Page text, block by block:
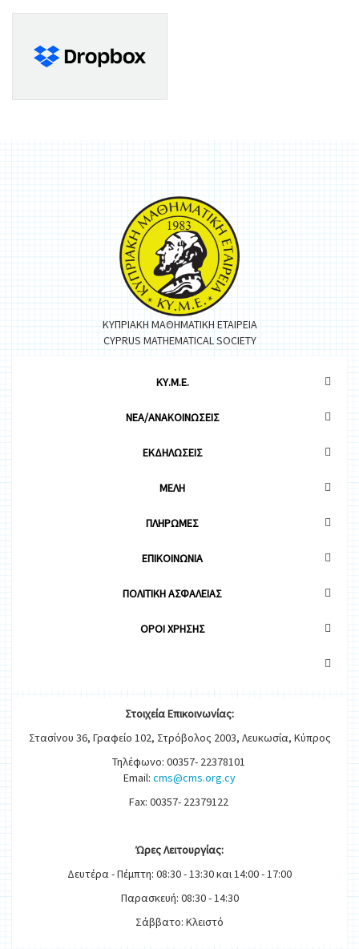
ΚΥΠΡΙΑΚΗ ΜΑΘΗΜΑΤΙΚΗ ΕΤΑΙΡΕΙΑ
CYPRUS MATHEMATICAL SOCIETY
ΚΥ.Μ.Ε.
ΝΕΑ/ΑΝΑΚΟΙΝΩΣΕΙΣ
ΕΚΔΗΛΩΣΕΙΣ
ΜΕΛΗ
ΠΛΗΡΩΜΕΣ
ΕΠΙΚΟΙΝΩΝΙΑ
ΠΟΛΙΤΙΚΗ ΑΣΦΑΛΕΙΑΣ
OΡΟΙ ΧΡΗΣΗΣ
ΣτοιχείαΕπικοινωνίας:
Στασίνου 36, Γραφείο 102, Στρόβολος 2003, Λευκωσία, Κύπρος
Τηλέφωνο: 00357- 22378101
Email: cms@cms.org.cy
Fax: 00357- 22379122
ΏρεςΛειτουργίας:
Δευτέρα - Πέμπτη: 08:30 - 13:30 και 14:00 - 17:00
Παρασκευή: 08:30 - 14:30
Σάββατο: Κλειστό